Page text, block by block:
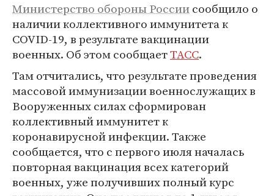
Министерство обороны Россиисообщило о
наличии коллективного иммунитета к
COVID-19, в результате вакцинации
военных. Об этом сообщаетТАСС.
Там отчитались, что результате проведения
массовой иммунизации военнослужащих в
Вооруженных силах сформирован
коллективный иммунитет к
коронавирусной инфекции. Также
сообщается, что с первого июля началась
повторная вакцинация всех категорий
военных, уже получивших полный курс